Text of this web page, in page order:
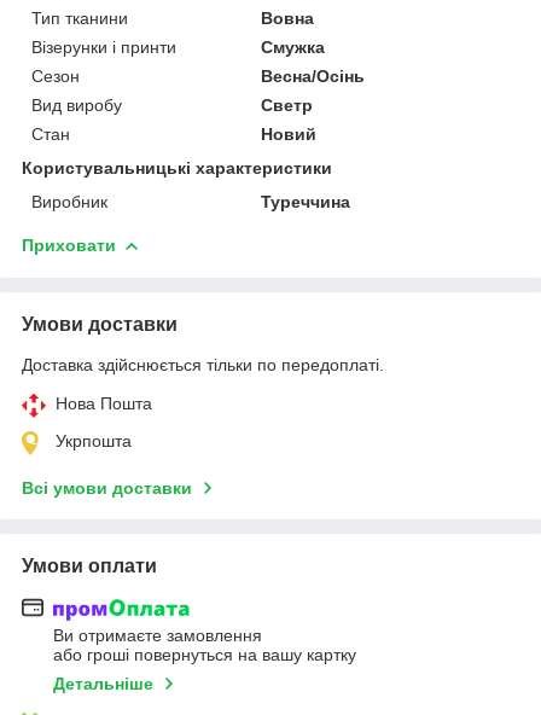
Тип тканини
Вовна
Візерунки і принти
Смужка
Сезон
Весна/Осінь
Вид виробу
Светр
Стан
Новий
Користувальницькі характеристики
Виробник
Туреччина
Приховати
Умови доставки
Доставка здійснюється тільки по передоплаті.
Нова Пошта
Укрпошта
Всі умови доставки
Умови оплати
Ви отримаєте замовлення
або гроші повернуться на вашу картку
Детальніше